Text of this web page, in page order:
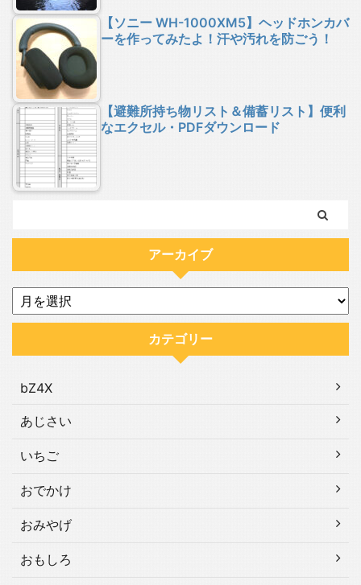
【ソニー WH-1000XM5】ヘッドホンカバ
ーを作ってみたよ！汗や汚れを防ごう！
【避難所持ち物リスト＆備蓄リスト】便利
なエクセル・PDFダウンロード
アーカイブ
カテゴリー
bZ4X
あじさい
いちご
おでかけ
おみやげ
おもしろ